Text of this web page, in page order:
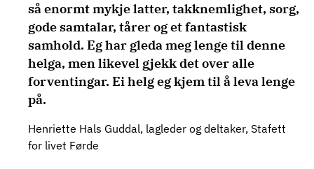
så enormt mykje latter, takknemlighet, sorg,
gode samtalar, tårer og et fantastisk
samhold. Eg har gleda meg lenge til denne
helga, men likevel gjekk det over alle
forventingar. Ei helg eg kjem til å leva lenge
på.
Henriette Hals Guddal, lagleder og deltaker, Stafett
for livet Førde